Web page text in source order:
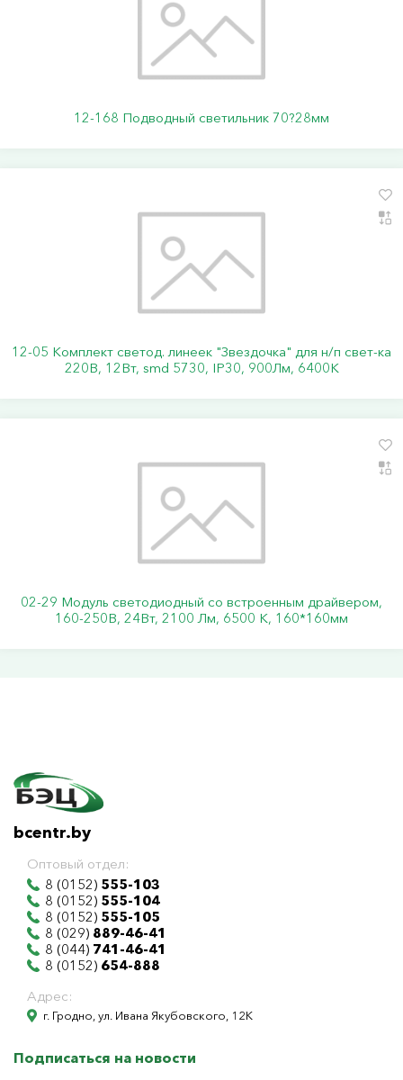
12-168 Подводный светильник 70?28мм
12-05 Комплект светод. линеек "Звездочка" для н/п свет-ка
220В, 12Вт, smd 5730, IP30, 900Лм, 6400К
02-29 Модуль светодиодный со встроенным драйвером,
160-250В, 24Вт, 2100 Лм, 6500 К, 160*160мм
bcentr.by
Оптовый отдел:
8 (0152) 555-103
8 (0152) 555-104
8 (0152) 555-105
8 (029) 889-46-41
8 (044) 741-46-41
8 (0152) 654-888
Адрес:
г. Гродно, ул. Ивана Якубовского, 12К
Подписаться на новости